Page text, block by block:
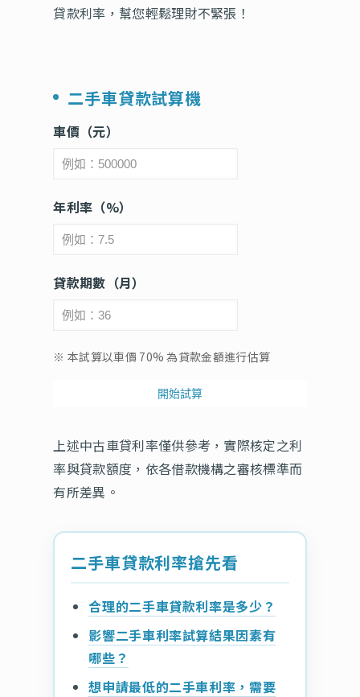
貸款利率，幫您輕鬆理財不緊張！
二手車貸款試算機
車價（元）
年利率（%）
貸款期數（月）
※ 本試算以車價 70% 為貸款金額進行估算
開始試算
上述中古車貸利率僅供參考，實際核定之利
率與貸款額度，依各借款機構之審核標準而
有所差異。
二手車貸款利率搶先看
合理的二手車貸款利率是多少？
影響二手車利率試算結果因素有
哪些？
想申請最低的二手車利率，需要